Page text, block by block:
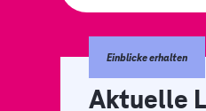
Einblicke erhalten
Aktuelle